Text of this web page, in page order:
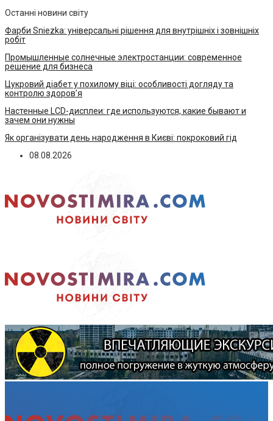
Останні новини світу
Фарби Sniezka: універсальні рішення для внутрішніх і зовнішніх
робіт
Промышленные солнечные электростанции: современное
решение для бизнеса
Цукровий діабет у похилому віці: особливості догляду та
контролю здоров’я
Настенные LCD-дисплеи: где используются, какие бывают и
зачем они нужны
Як організувати день народження в Києві: покроковий гід
08.08.2026